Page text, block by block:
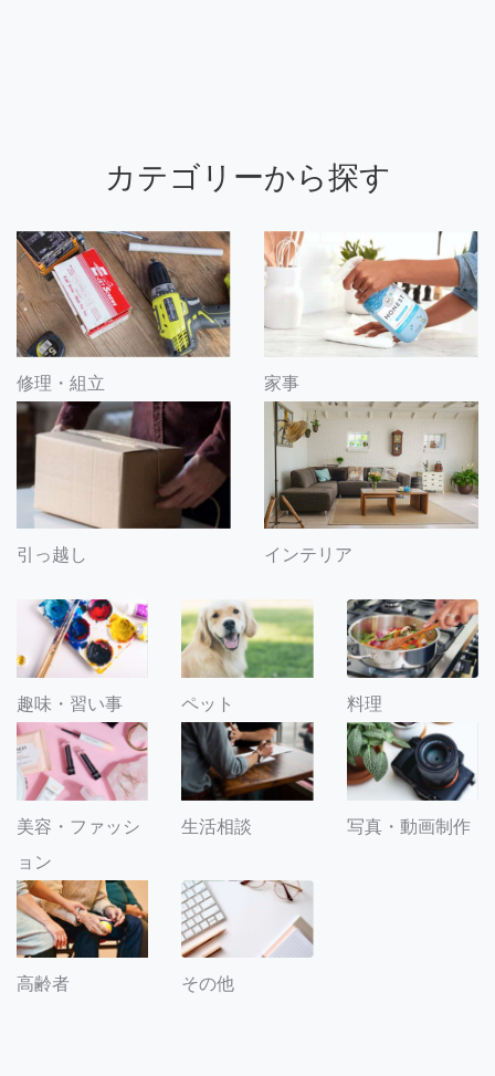
カテゴリーから探す
修理・組立 家事
引っ越し インテリア
趣味・習い事 ペット 料理
美容・ファッシ
ョン
生活相談 写真・動画制作
高齢者 その他